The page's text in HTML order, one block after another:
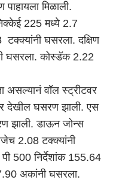
मिळाली.
225 मध्ये 2.7
घसरला. दक्षिण
घसरला. कोस्डॅक 2.22
असल्यानं वॉल स्ट्रीटवर
देखील घसरण झाली. एस
झाली. डाऊन जोन्स
2.08 टक्क्यांनी
500 निर्देशांक 155.64
अकांनी घसरला.